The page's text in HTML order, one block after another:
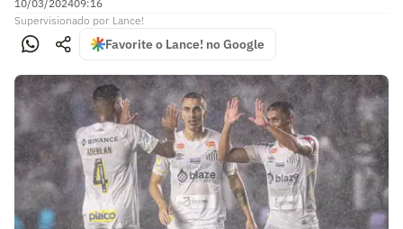
10/03/202409:16
Supervisionado por Lance!
Favorite o Lance! no Google